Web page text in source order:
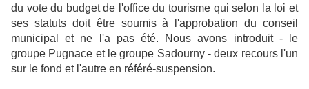
du vote du budget de l'office du tourisme qui selon la loi et
ses statuts doit être soumis à l'approbation du conseil
municipal et ne l'a pas été. Nous avons introduit - le
groupe Pugnace et le groupe Sadourny - deux recours l'un
sur le fond et l'autre en référé-suspension.